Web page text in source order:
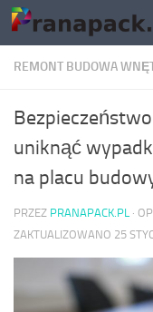
Skip to content
REMONT BUDOWA
uniknąć
na placu
PRZEZ PRANAPACK.PL ·
ZAKTUALIZOWANO 25